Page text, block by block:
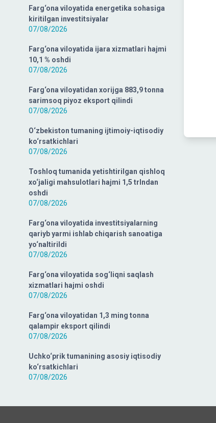
Farg‘ona viloyatida energetika sohasiga
kiritilgan investitsiyalar
07/08/2026
Farg‘ona viloyatida ijara xizmatlari hajmi
10,1 % oshdi
07/08/2026
Farg‘ona viloyatidan xorijga 883,9 tonna
sarimsoq piyoz eksport qilindi
07/08/2026
O‘zbekiston tumaning ijtimoiy-iqtisodiy
ko‘rsatkichlari
07/08/2026
Toshloq tumanida yetishtirilgan qishloq
xo‘jaligi mahsulotlari hajmi 1,5 trlndan
oshdi
07/08/2026
Farg‘ona viloyatida investitsiyalarning
qariyb yarmi ishlab chiqarish sanoatiga
yo‘naltirildi
07/08/2026
Farg‘ona viloyatida sog‘liqni saqlash
xizmatlari hajmi oshdi
07/08/2026
Farg‘ona viloyatidan 1,3 ming tonna
qalampir eksport qilindi
07/08/2026
Uchko‘prik tumanining asosiy iqtisodiy
ko‘rsatkichlari
07/08/2026